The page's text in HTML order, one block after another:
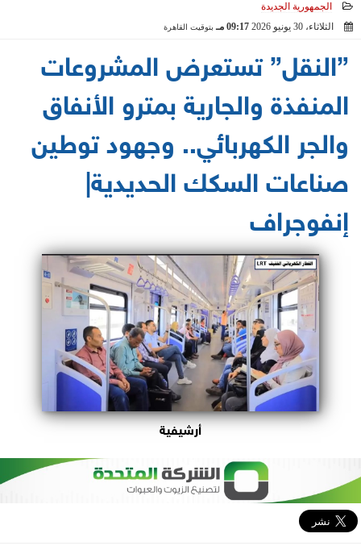
الجمهورية الجديدة
الثلاثاء، 30 يونيو 2026
09:17 مـ بتوقيت القاهرة
”النقل” تستعرض المشروعات
المنفذة والجارية بمترو الأنفاق
والجر الكهربائي.. وجهود توطين
صناعات السكك الحديدية|
إنفوجراف
أرشيفية